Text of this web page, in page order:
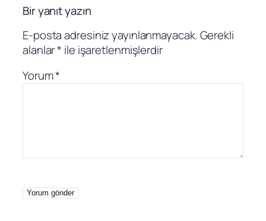
Bir yanıt yazın
E-posta adresiniz yayınlanmayacak.Gerekli
alanlar* ile işaretlenmişlerdir
Yorum*